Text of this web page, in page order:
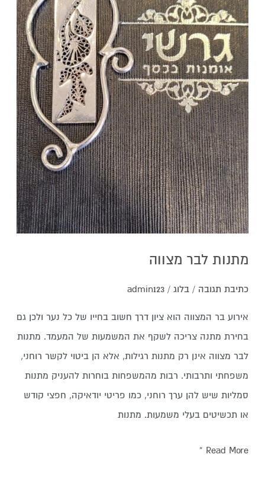
מתנות לבר מצווה
כתיבת תגובה / בלוג/
admin123
אירוע בר המצווה הוא ציון דרך חשוב בחייו של כל נער ולכן גם
בחירת מתנה צריכה לשקף את המשמעות של המעמד. מתנות
לבר מצווה אינן רק מתנות רגילות, אלא הן ביטוי לקשר רוחני,
משפחתי ותרבותי. רבות מהמשפחות בוחרות להעניק מתנות
סמליות שיש להן ערך רוחני, כמו פריטי יודאיקה, חפצי קודש
או תכשיטים בעלי משמעות. מתנות
Read More »